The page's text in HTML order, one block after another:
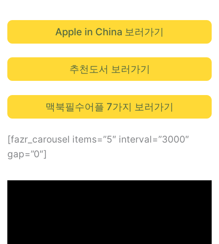
Apple in China 보러가기
추천도서 보러가기
맥북필수어플 7가지 보러가기
[fazr_carousel items=”5″ interval=”3000″
gap=”0″]